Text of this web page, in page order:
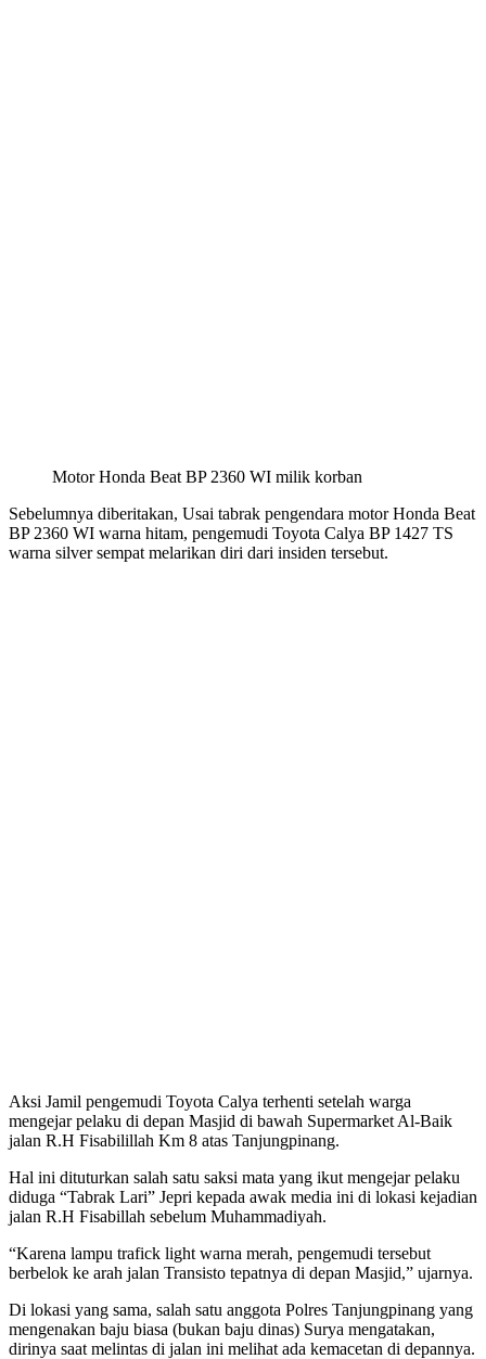
Motor Honda Beat BP 2360 WI milik korban
Sebelumnya diberitakan, Usai tabrak pengendara motor Honda Beat
BP 2360 WI warna hitam, pengemudi Toyota Calya BP 1427 TS
warna silver sempat melarikan diri dari insiden tersebut.
Aksi Jamil pengemudi Toyota Calya terhenti setelah warga
mengejar pelaku di depan Masjid di bawah Supermarket Al-Baik
jalan R.H Fisabilillah Km 8 atas Tanjungpinang.
Hal ini dituturkan salah satu saksi mata yang ikut mengejar pelaku
diduga “Tabrak Lari” Jepri kepada awak media ini di lokasi kejadian
jalan R.H Fisabillah sebelum Muhammadiyah.
“Karena lampu trafick light warna merah, pengemudi tersebut
berbelok ke arah jalan Transisto tepatnya di depan Masjid,” ujarnya.
Di lokasi yang sama, salah satu anggota Polres Tanjungpinang yang
mengenakan baju biasa (bukan baju dinas) Surya mengatakan,
dirinya saat melintas di jalan ini melihat ada kemacetan di depannya.